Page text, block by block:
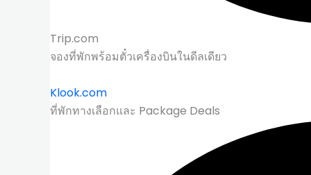
Trip.com
จองที่พักพร้อมตั๋วเครื่องบินในดีลเดียว
Klook.com
ที่พักทางเลือกและ Package Deals